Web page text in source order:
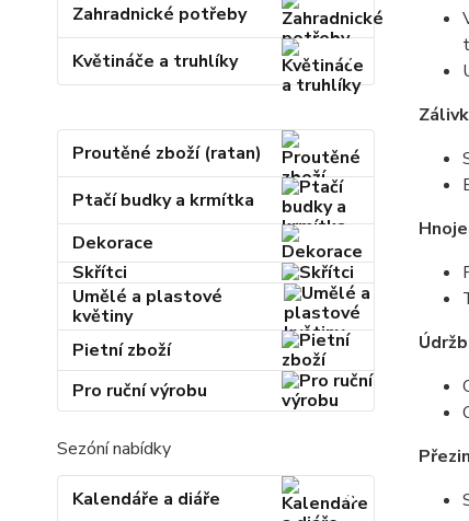
Zahradnické potřeby
Květináče a truhlíky
Proutěné zboží (ratan)
Ptačí budky a krmítka
Dekorace
Skřítci
Umělé a plastové
květiny
Pietní zboží
Pro ruční výrobu
Sezóní nabídky
Kalendáře a diáře